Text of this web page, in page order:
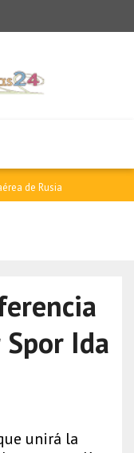
de Rusia
Ida
unirá la